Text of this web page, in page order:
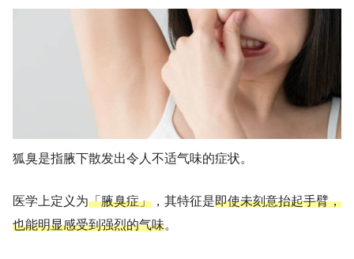
狐臭是指腋下散发出令人不适气味的症状。
医学上定义为「腋臭症」 ，其特征是即使未刻意抬起手臂，
也能明显感受到强烈的气味。